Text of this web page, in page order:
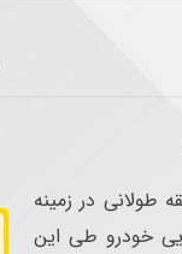
طولانی در زمینه
خودرو طی این